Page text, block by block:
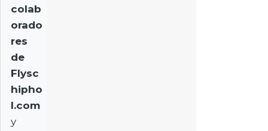
colab
orado
res
de
Flysc
hipho
l.com
y